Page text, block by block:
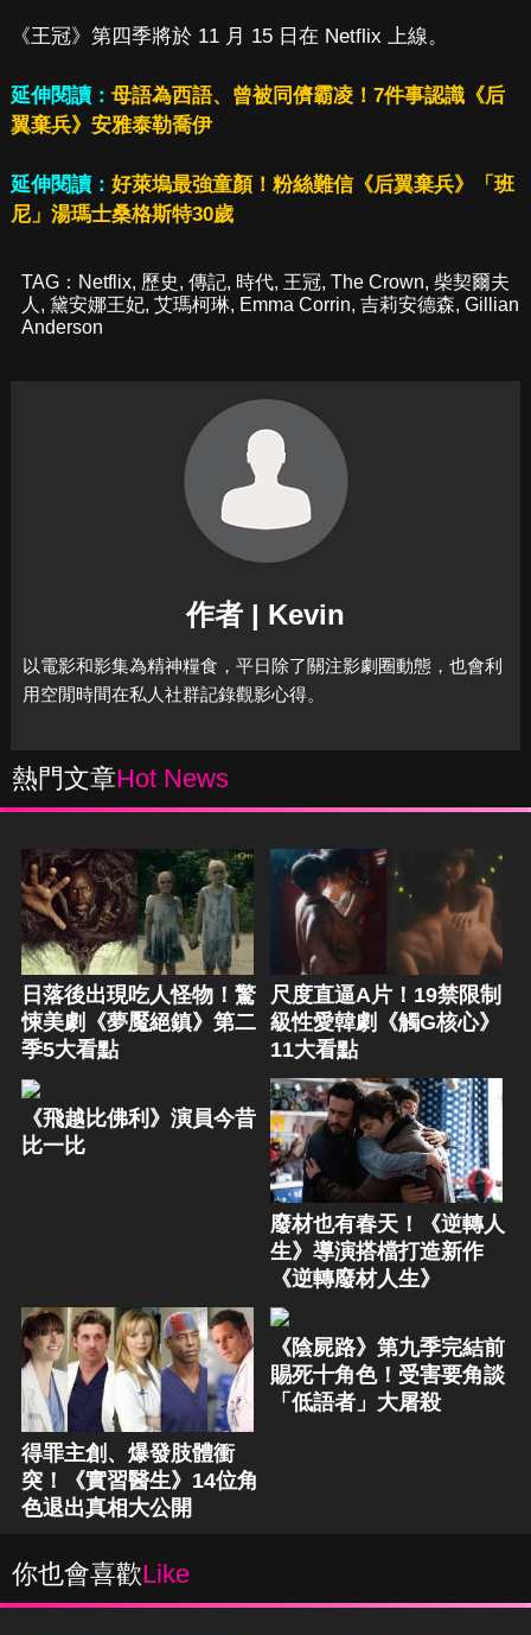
《王冠》第四季將於 11 月 15 日在 Netflix 上線。
延伸閱讀： 母語為西語、曾被同儕霸凌！7件事認識《后
翼棄兵》安雅泰勒喬伊
延伸閱讀： 好萊塢最強童顏！粉絲難信《后翼棄兵》「班
尼」湯瑪士桑格斯特30歲
TAG： Netflix, 歷史, 傳記, 時代, 王冠, The Crown, 柴契爾夫
人 , 黛安娜王妃, 艾瑪柯琳, Emma Corrin, 吉莉安德森, Gillian
Anderson
作者 | Kevin
以電影和影集為精神糧食，平日除了關注影劇圈動態，也會利
用空閒時間在私人社群記錄觀影心得。
熱門文章Hot News
日落後出現吃人怪物！驚
悚美劇《夢魘絕鎮》第二
季5大看點
尺度直逼A片！19禁限制
級性愛韓劇《觸G核心》
11大看點
《飛越比佛利》演員今昔
比一比
廢材也有春天！《逆轉人
生》導演搭檔打造新作
《逆轉廢材人生》
得罪主創、爆發肢體衝
突！《實習醫生》14位角
色退出真相大公開
《陰屍路》第九季完結前
賜死十角色！受害要角談
「低語者」大屠殺
你也會喜歡Like